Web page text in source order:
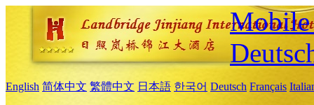
Mobile
English 简体中文 繁體中文 日本語 한국어 Deutsch Français